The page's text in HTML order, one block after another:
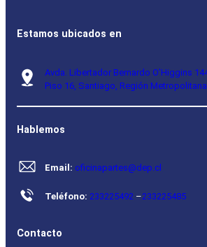
Estamos ubicados en
Avda. Libertador Bernardo O’Higgins
Piso 16, Santiago, Región Metropolitana.
Hablemos
Email: oficinapartes@dep.cl
Teléfono: 233225492 –233225485
Contacto